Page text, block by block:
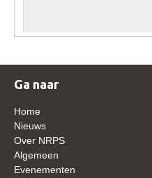
CONTACT
REGIO'S
Regio Midden
Ga naar
Home
Nieuws
Over NRPS
Algemeen
Evenementen